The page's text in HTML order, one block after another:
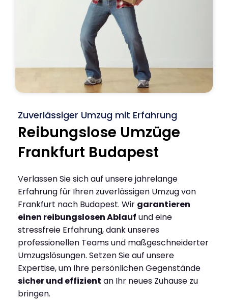
Zuverlässiger Umzug mit Erfahrung
Reibungslose Umzüge
Frankfurt Budapest
Verlassen Sie sich auf unsere jahrelange
Erfahrung für Ihren zuverlässigen Umzug von
Frankfurt nach Budapest. Wir garantieren
einen reibungslosen Ablauf und eine
stressfreie Erfahrung, dank unseres
professionellen Teams und maßgeschneiderter
Umzugslösungen. Setzen Sie auf unsere
Expertise, um Ihre persönlichen Gegenstände
sicher und effizient an Ihr neues Zuhause zu
bringen.